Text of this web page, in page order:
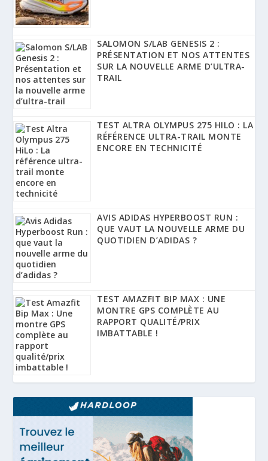
SALOMON S/LAB GENESIS 2 :
PRÉSENTATION ET NOS ATTENTES
SUR LA NOUVELLE ARME D’ULTRA-
TRAIL
TEST ALTRA OLYMPUS 275 HILO : LA
RÉFÉRENCE ULTRA-TRAIL MONTE
ENCORE EN TECHNICITÉ
AVIS ADIDAS HYPERBOOST RUN :
QUE VAUT LA NOUVELLE ARME DU
QUOTIDIEN D’ADIDAS ?
TEST AMAZFIT BIP MAX : UNE
MONTRE GPS COMPLÈTE AU
RAPPORT QUALITÉ/PRIX
IMBATTABLE !